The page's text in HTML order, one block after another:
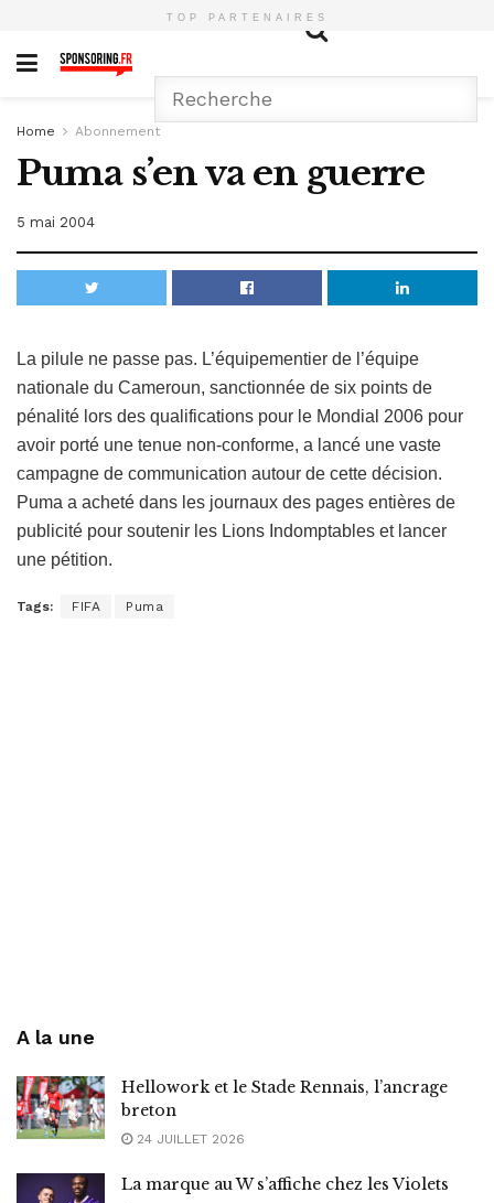
TOP PARTENAIRES
Home Abonnement
Puma s’en va en guerre
5 mai 2004
La pilule ne passe pas. L’équipementier de l’équipe
nationale du Cameroun, sanctionnée de six points de
pénalité lors des qualifications pour le Mondial 2006 pour
avoir porté une tenue non-conforme, a lancé une vaste
campagne de communication autour de cette décision.
Puma a acheté dans les journaux des pages entières de
publicité pour soutenir les Lions Indomptables et lancer
une pétition.
Tags: FIFA Puma
A la une
Hellowork et le Stade Rennais, l’ancrage
breton
24 JUILLET 2026
La marque au W s’affiche chez les Violets